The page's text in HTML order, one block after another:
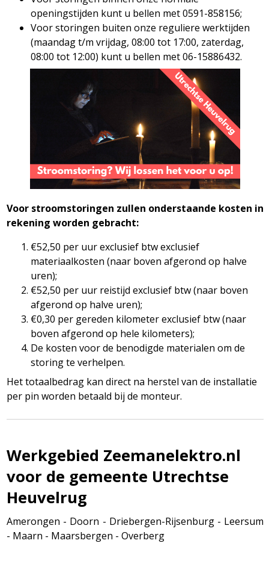
openingstijden kunt u bellen met 0591-858156;
Voor storingen buiten onze reguliere werktijden
(maandag t/m vrijdag, 08:00 tot 17:00, zaterdag,
08:00 tot 12:00) kunt u bellen met 06-15886432.
Voor stroomstoringen zullen onderstaande kosten in
rekening worden gebracht:
€52,50 per uur exclusief btw exclusief
materiaalkosten (naar boven afgerond op halve
uren);
€52,50 per uur reistijd exclusief btw (naar boven
afgerond op halve uren);
€0,30 per gereden kilometer exclusief btw (naar
boven afgerond op hele kilometers);
De kosten voor de benodigde materialen om de
storing te verhelpen.
Het totaalbedrag kan direct na herstel van de installatie
per pin worden betaald bij de monteur.
Werkgebied Zeemanelektro.nl
voor de gemeente Utrechtse
Heuvelrug
Amerongen - Doorn - Driebergen-Rijsenburg - Leersum
- Maarn - Maarsbergen - Overberg